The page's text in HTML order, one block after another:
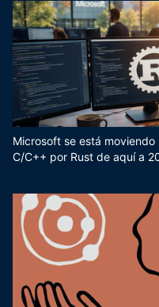
Microsoft se está
C/C++ por Rust de aquí a